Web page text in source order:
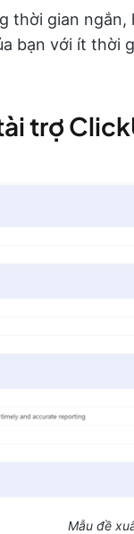
thời gian ngắn,
bạn với ít thời
trợ
Mẫu đề